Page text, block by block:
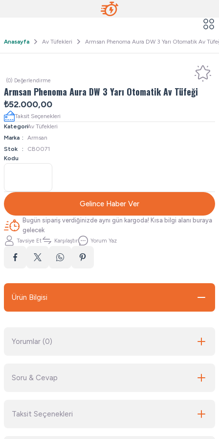
Anasayfa Av Tüfekleri Armsan Phenoma Aura DW 3 Yarı Otomatik Av
(0) Değerlendirme
Armsan Phenoma Aura DW 3 Yarı Otomatik Av Tüfeği
₺52.000,00
Taksit Seçenekleri
KategoriAv Tüfekleri
Marka
Armsan
Stok
Kodu
CB0071
Gelince Haber Ver
Bugün sipariş verdiğinizde aynı gün kargoda! Kısa bilgi alanı buraya
gelecek
Tavsiye Et Karşılaştır Yorum Yaz
Ürün Bilgisi
Yorumlar (0)
Soru & Cevap
Taksit Seçenekleri